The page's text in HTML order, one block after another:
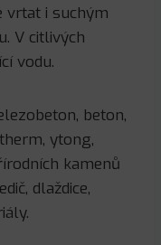
vrtat i suchým
V citlivých
vodu.
beton,
ytong,
kamenů
dlaždice,